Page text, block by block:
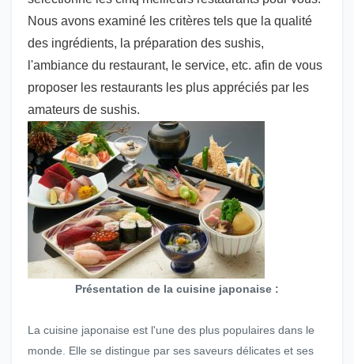
Nous avons examiné les critères tels que la qualité
des ingrédients, la préparation des sushis,
l'ambiance du restaurant, le service, etc. afin de vous
proposer les restaurants les plus appréciés par les
amateurs de sushis.
Présentation de la cuisine japonaise :
La cuisine japonaise est l'une des plus populaires dans le
monde. Elle se distingue par ses saveurs délicates et ses